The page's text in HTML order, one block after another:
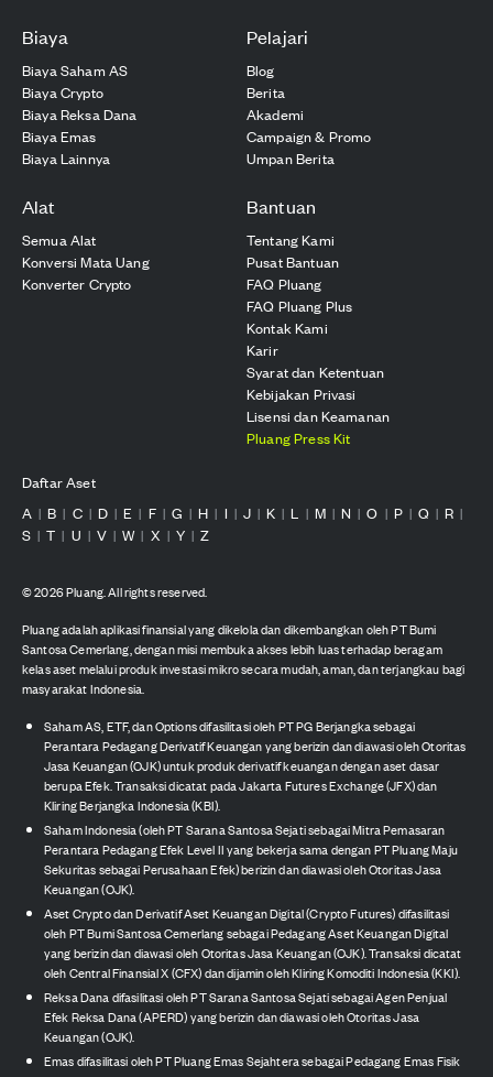
Biaya
Biaya Saham AS
Biaya Crypto
Biaya Reksa Dana
Biaya Emas
Biaya Lainnya
Pelajari
Blog
Berita
Akademi
Campaign & Promo
Umpan Berita
Alat
Semua Alat
Konversi Mata Uang
Konverter Crypto
Bantuan
Tentang Kami
Pusat Bantuan
FAQ Pluang
FAQ Pluang Plus
Kontak Kami
Karir
Syarat dan Ketentuan
Kebijakan Privasi
Lisensi dan Keamanan
Pluang Press Kit
Daftar Aset
A | B | C | D | E | F | G | H | I | J | K | L | M | N | O | P | Q | R |
S | T | U | V | W | X | Y | Z
©2026Pluang. All rights reserved.
Pluang adalah aplikasi finansial yang dikelola dan dikembangkan oleh PT Bumi
Santosa Cemerlang, dengan misi membuka akses lebih luas terhadap beragam
kelas aset melalui produk investasi mikro secara mudah, aman, dan terjangkau bagi
masyarakat Indonesia.
Saham AS, ETF, dan Options difasilitasi oleh PT PG Berjangka sebagai
Perantara Pedagang Derivatif Keuangan yang berizin dan diawasi oleh Otoritas
Jasa Keuangan (OJK) untuk produk derivatif keuangan dengan aset dasar
berupa Efek. Transaksi dicatat pada Jakarta Futures Exchange (JFX) dan
Kliring Berjangka Indonesia (KBI).
Saham Indonesia (oleh PT Sarana Santosa Sejati sebagai Mitra Pemasaran
Perantara Pedagang Efek Level II yang bekerja sama dengan PT Pluang Maju
Sekuritas sebagai Perusahaan Efek) berizin dan diawasi oleh Otoritas Jasa
Keuangan (OJK).
Aset Crypto dan Derivatif Aset Keuangan Digital (Crypto Futures) difasilitasi
oleh PT Bumi Santosa Cemerlang sebagai Pedagang Aset Keuangan Digital
yang berizin dan diawasi oleh Otoritas Jasa Keuangan (OJK). Transaksi dicatat
oleh Central Finansial X (CFX) dan dijamin oleh Kliring Komoditi Indonesia (KKI).
Reksa Dana difasilitasi oleh PT Sarana Santosa Sejati sebagai Agen Penjual
Efek Reksa Dana (APERD) yang berizin dan diawasi oleh Otoritas Jasa
Keuangan (OJK).
Emas difasilitasi oleh PT Pluang Emas Sejahtera sebagai Pedagang Emas Fisik